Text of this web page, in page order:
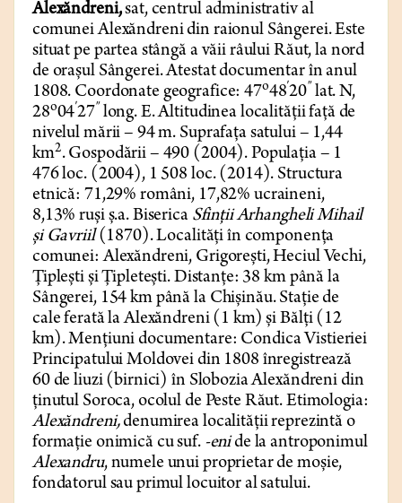
Alexăndreni,sat, centrul administrativ al
comunei Alexăndreni din raionul Sângerei. Este
situat pe partea stângă a văii râului Răut, la nord
de orașul Sângerei. Atestat documentar în anul
1808. Coordonate geografice: 47o48′20″ lat. N,
28o04′27″ long. E. Altitudinea localității față de
nivelul mării – 94 m. Suprafața satului – 1,44
km2. Gospodării – 490 (2004). Populația – 1
476 loc. (2004), 1 508 loc. (2014). Structura
etnică: 71,29% români, 17,82% ucraineni,
8,13% ruși ș.a. Biserica Sfinții Arhangheli Mihail
și Gavriil(1870). Localități în componența
comunei: Alexăndreni, Grigorești, Heciul Vechi,
Țiplești și Țipletești. Distanțe: 38 km până la
Sângerei, 154 km până la Chișinău. Stație de
cale ferată la Alexăndreni (1 km) și Bălți (12
km). Mențiuni documentare: Condica Vistieriei
Principatului Moldovei din 1808 înregistrează
60 de liuzi (birnici) în Slobozia Alexăndreni din
ținutul Soroca, ocolul de Peste Răut. Etimologia:
Alexăndreni,denumirea localității reprezintă o
formație onimică cu suf. -enide la antroponimul
Alexandru, numele unui proprietar de moșie,
fondatorul sau primul locuitor al satului.